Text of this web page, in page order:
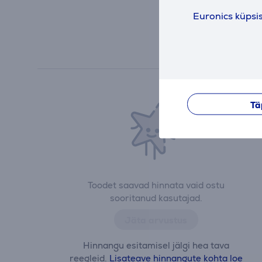
Euronics
Toodet saavad hinnata vaid ostu
sooritanud kasutajad.
Hinnangu esitamisel jälgi hea tava
reegleid. Lisateave hinnangute kohta loe